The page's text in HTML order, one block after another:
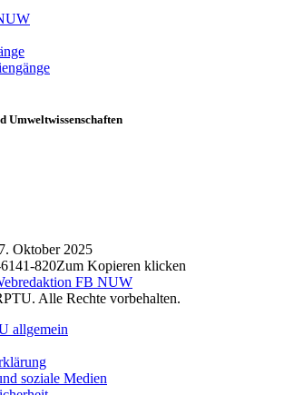
Umweltwissenschaften
Oktober 2025
820Zum Kopieren klicken
FB NUW
Alle Rechte vorbehalten.
allgemein
soziale Medien